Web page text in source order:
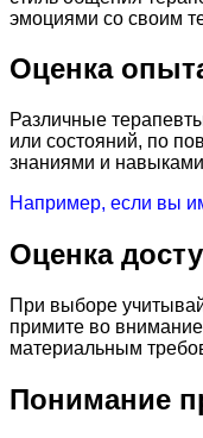
эмоциями со своим
Оценка
Различные
или состояний, по
знаниями и
Например, если вы
Оценка
При выборе
примите во
материальным
Понимание